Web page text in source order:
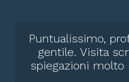
Puntualissimo,
gentile. Visita
spiegazioni molto